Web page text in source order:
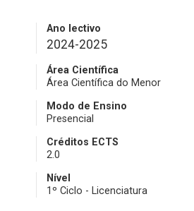
Ano lectivo
2024-2025
Área Científica
Área Científica do Menor
Modo de Ensino
Presencial
Créditos ECTS
2.0
Nível
1º Ciclo - Licenciatura